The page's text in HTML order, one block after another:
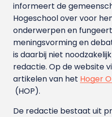
informeert de
Hogeschool over voor
onderwerpen en
meningsvorming en
is daarbij niet
redactie. Op de website
artikelen van het Hoger
(HOP).
De redactie bestaat uit